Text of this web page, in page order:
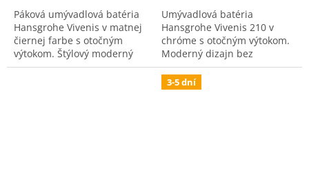
Páková umývadlová batéria
Hansgrohe Vivenis v matnej
čiernej farbe s otočným
výtokom. Štýlový moderný
dizajn a vysoký komfort pre
Umývadlová batéria
Hansgrohe Vivenis 210 v
chróme s otočným výtokom.
Moderný dizajn bez
odtokovej súpravy. Kód
produktu: 75032000.
3-5 dní